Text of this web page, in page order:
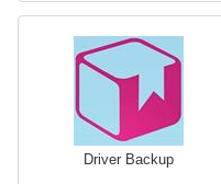
Driver Backup